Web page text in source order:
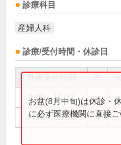
診療科目
産婦人科
診療/受付時間・休診日
9:00～11:30 ● ●
14:00～17:30 ●
お盆(8月中旬)は休診・
に必ず医療機関に直接ご